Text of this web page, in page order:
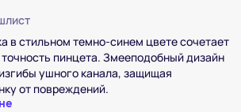
в стильном темно-синем цвете сочетает
пинцета. Змееподобный дизайн
ушного канала, защищая
от повреждений.